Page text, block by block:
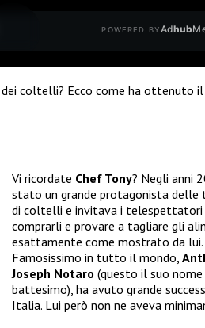
POWERED BYAdhub
dei coltelli? Ecco come ha ottenuto il
Vi ricordate Chef Tony? Negli anni
stato un grande protagonista delle
di coltelli e invitava i telespettatori
comprarli e provare a tagliare gli
esattamente come mostrato da lui.
Famosissimo in tutto il mondo,
Joseph Notaro (questo il suo nome
battesimo), ha avuto grande
Italia. Lui però non ne aveva